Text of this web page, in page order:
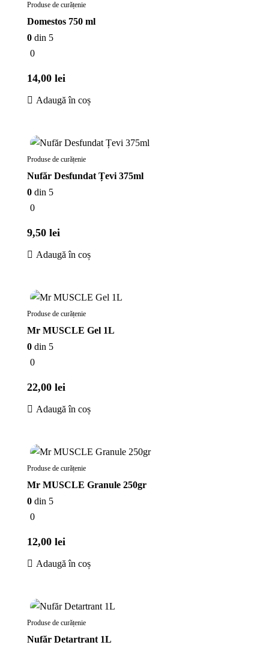
Produse de curățenie
Domestos 750 ml
0 din 5
0
14,00 lei
Adaugă în coș
Produse de curățenie
Nufăr Desfundat Țevi 375ml
0 din 5
0
9,50 lei
Adaugă în coș
Produse de curățenie
Mr MUSCLE Gel 1L
0 din 5
0
22,00 lei
Adaugă în coș
Produse de curățenie
Mr MUSCLE Granule 250gr
0 din 5
0
12,00 lei
Adaugă în coș
Produse de curățenie
Nufăr Detartrant 1L